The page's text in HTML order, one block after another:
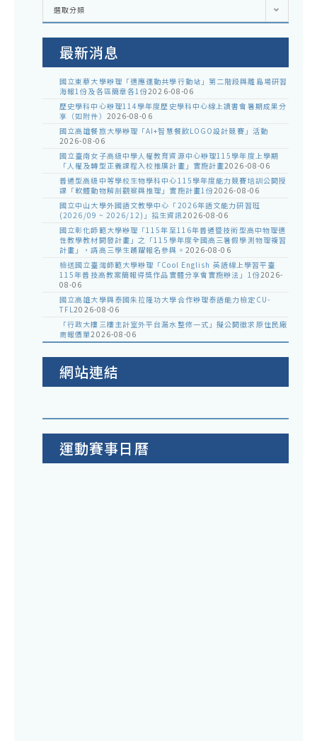
室
選取分類
最新消息
國立東華大學辦理「適應運動共學行動站」第二階段與離島場研習
海報1份及各區簡章各1份2026-08-06
歷史學科中心辦理114學年度歷史學科中心線上讀書會暑期成果分
享（如附件） 2026-08-06
國立高雄餐旅大學辦理「AI+智慧餐飲LOGO設計競賽」活動
2026-08-06
國立臺南女子高級中學人權教育資源中心辦理115學年度上學期
「人權及轉型正義課程入校推廣計畫」實施計畫2026-08-06
普通型高級中等學校生物學科中心115學年度能力競賽培訓公開授
課「軟體動物解剖觀察與推理」實施計畫1份2026-08-06
國立中山大學外國語文教學中心「2026年語文能力研習班
(2026/09 ~ 2026/12)」招生資訊2026-08-06
國立彰化師範大學辦理「115年至116年普通暨技術型高中物理適
性教學教材開發計畫」之「115學年度全國高三暑假學測物理複習
計畫」，請高三學生踴躍報名參與。 2026-08-06
檢送國立臺灣師範大學辦理「Cool English 英語線上學習平臺
115年普技高教案簡報得獎作品實體分享會實施辦法」1份2026-
08-06
國立高雄大學與泰國朱拉隆功大學合作辦理泰語能力檢定CU-
TFL2026-08-06
「行政大樓三樓主計室外平台漏水整修一式」擬公開徵求原住民廠
商報價單2026-08-06
網站連結
運動賽事日曆